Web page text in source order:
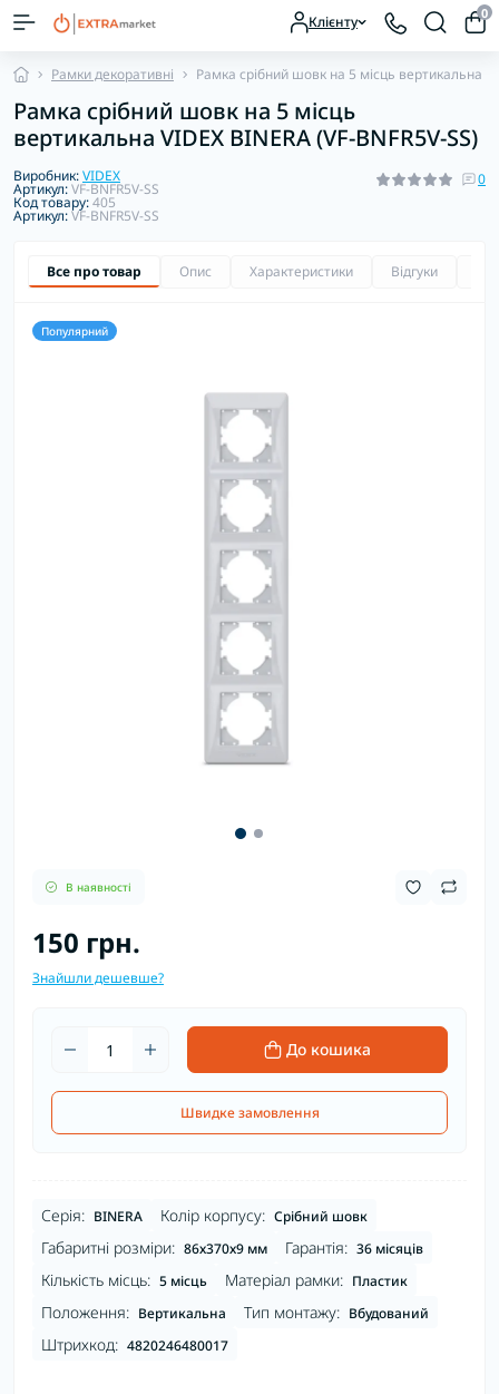
Клієнту 0
Рамки декоративні Рамка срібний шовк на 5 місць вертикальна
Рамка срібний шовк на 5 місць
вертикальна VIDEX BINERA (VF-BNFR5V-SS)
Виробник:VIDEX
Артикул:VF-BNFR5V-SS
Код товару:405
Артикул:VF-BNFR5V-SS
0
Все про товар Опис Характеристики Відгуки
Популярний
В наявності
150 грн.
Знайшли дешевше?
До кошика
Швидке замовлення
Серія: BINERA Колір корпусу: Срібний шовк
Габаритні розміри: 86х370х9 мм Гарантія: 36 місяців
Кількість місць: 5 місць Матеріал рамки: Пластик
Положення: Вертикальна Тип монтажу: Вбудований
Штрихкод: 4820246480017